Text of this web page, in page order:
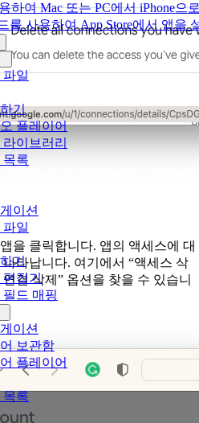
하여 Mac 또는 PC에서 iPhone으
를 사용하여 App Store에서 앱을
파일
기
플레이어
라이브러리
목록
이션
파일
기
편집기
필드 매핑
이션
보관함
플레이어
목록
을 클릭합니다. 앱의 액세스에 대
타납니다. 여기에서 “액세스 삭
결 삭제” 옵션을 찾을 수 있습니